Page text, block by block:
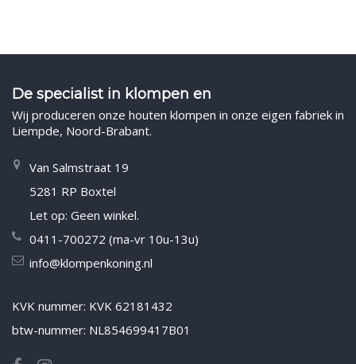
De specialist in klompen en
Wij produceren onze houten klompen in onze eigen fabriek in
Liempde, Noord-Brabant.
Van Salmstraat 19
5281 RP Boxtel
Let op: Geen winkel.
0411-700272 (ma-vr 10u-13u)
info@klompenkoning.nl
KVK nummer: KVK 62181432
btw-nummer: NL854699417B01